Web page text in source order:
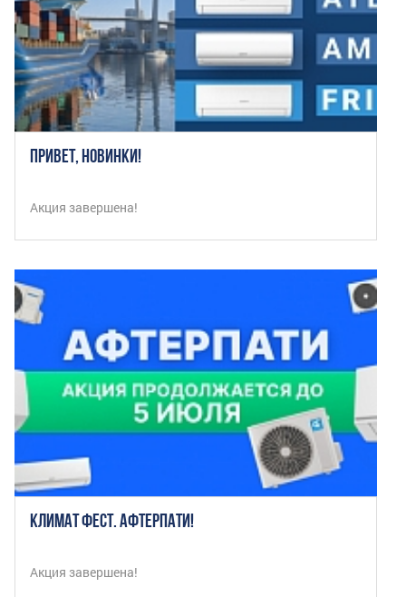
ПРИВЕТ, НОВИНКИ!
Акция завершена!
КЛИМАТ ФЕСТ. АФТЕРПАТИ!
Акция завершена!